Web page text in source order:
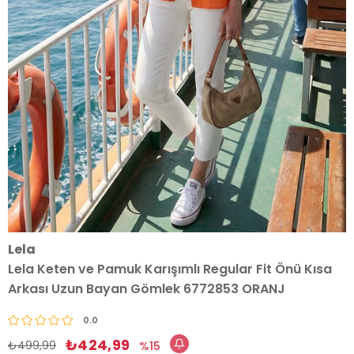
Lela
Lela Keten ve Pamuk Karışımlı Regular Fit Önü Kısa
Arkası Uzun Bayan Gömlek 6772853 ORANJ
0.0
₺499,99 ₺424,99 15